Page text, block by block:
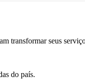
transformar seus
do país.